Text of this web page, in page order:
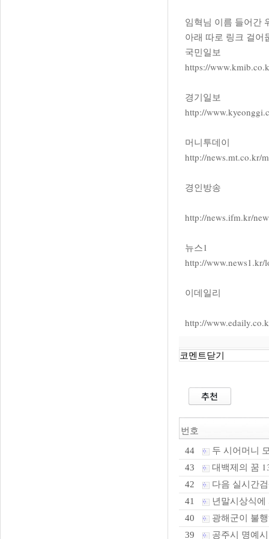
임혁님 이름 들어간
아래 따로 링크 걸어
국민일보
https://
경기일보
http://
머니투데이
http://news.mt.co.kr/
경인방송
http://news.ifm.kr/
뉴스1
http://www.news1.kr/
이데일리
http://
코멘트닫기
번호
44 두 시어머니
43 대백제의 꿈
42 다음 실시간
41 년말시상식
40 광해군이 불
39 공주시 명예